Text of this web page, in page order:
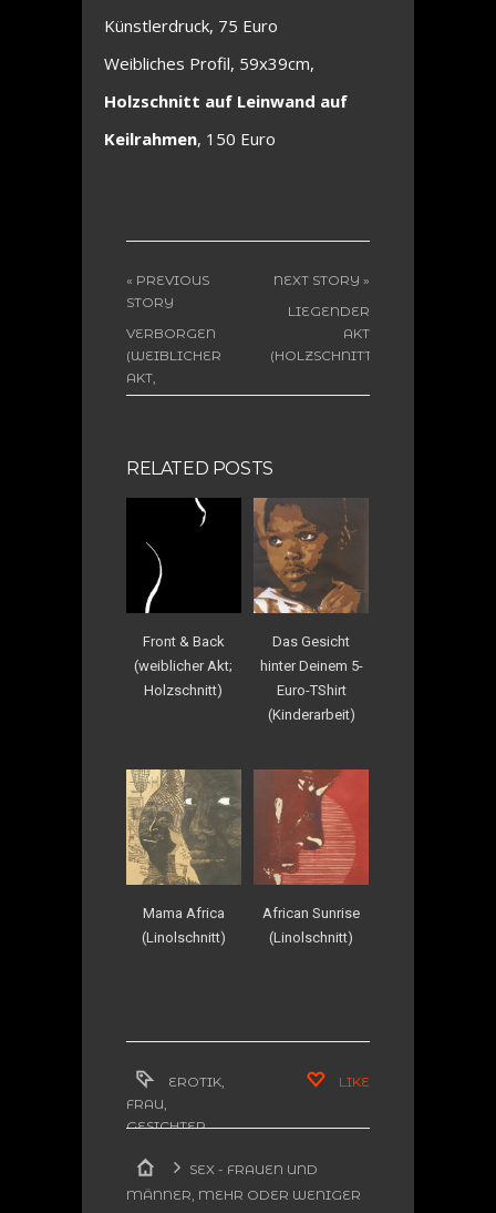
Künstlerdruck, 75 Euro
Weibliches Profil, 59x39cm,
Holzschnitt auf Leinwand auf
Keilrahmen, 150 Euro
« PREVIOUS
STORY
VERBORGEN
(WEIBLICHER
AKT,
HOLZSCHNITT)
NEXT STORY »
LIEGENDER
AKT
(HOLZSCHNITT)
RELATED POSTS
Front & Back
(weiblicher Akt;
Holzschnitt)
Das Gesicht
hinter Deinem 5-
Euro-TShirt
(Kinderarbeit)
Mama Africa
(Linolschnitt)
African Sunrise
(Linolschnitt)
EROTIK
FRAU
GESICHTER,
LIKE
SEX - FRAUEN UND
MÄNNER, MEHR ODER WENIGER